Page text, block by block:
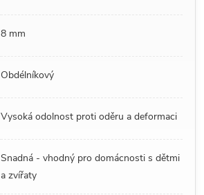
8 mm
Obdélníkový
Vysoká odolnost proti oděru a deformaci
Snadná - vhodný pro domácnosti s dětmi
a zvířaty